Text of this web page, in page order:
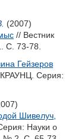
(2007)
// Вестник
С. 73-78.
Гейзеров
КРАУНЦ. Серия:
Шивелуч,
Науки о